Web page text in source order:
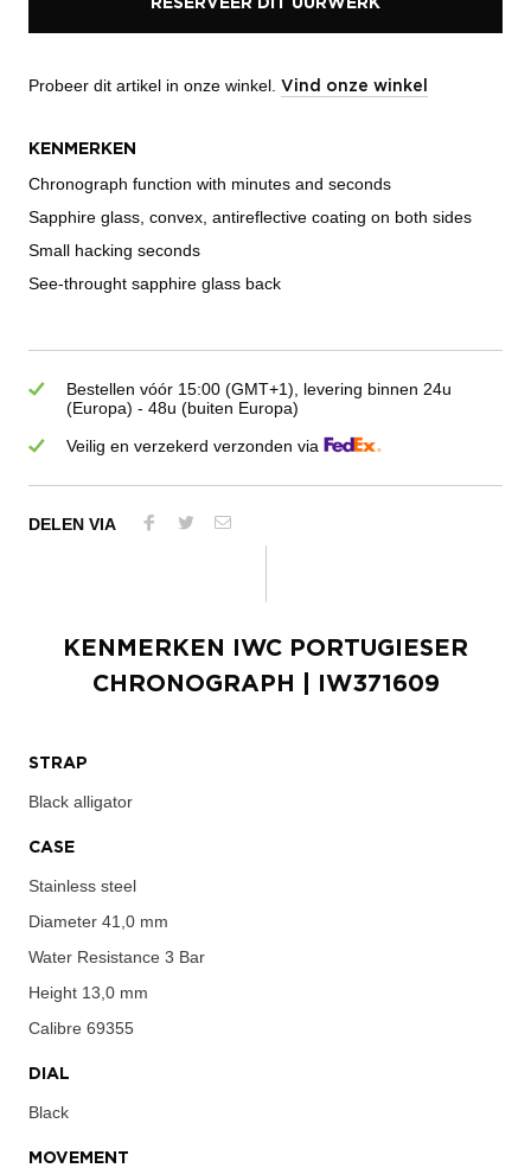
RESERVEER DIT UURWERK
Probeer dit artikel in onze winkel. Vind onze winkel
KENMERKEN
Chronograph function with minutes and seconds
Sapphire glass, convex, antireflective coating on both sides
Small hacking seconds
See-throught sapphire glass back
Bestellen vóór 15:00 (GMT+1), levering binnen 24u
(Europa) - 48u (buiten Europa)
Veilig en verzekerd verzonden via
DELEN VIA
KENMERKEN
IWC PORTUGIESER
CHRONOGRAPH
| IW371609
STRAP
Black alligator
CASE
Stainless steel
Diameter 41,0 mm
Water Resistance 3 Bar
Height 13,0 mm
Calibre 69355
DIAL
Black
MOVEMENT